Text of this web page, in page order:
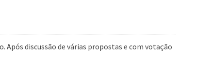
Após discussão de várias propostas e com votação